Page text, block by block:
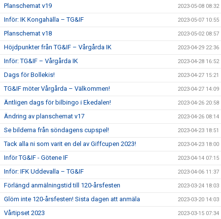
Planschemat v19 2023-05-08 08:32
Inför: IK Kongahälla – TG&IF 2023-05-07 10:55
Planschemat v18 2023-05-02 08:57
Höjdpunkter från TG&IF – Vårgårda IK 2023-04-29 22:36
Inför: TG&IF – Vårgårda IK 2023-04-28 16:52
Dags för Bollekis! 2023-04-27 15:21
TG&IF möter Vårgårda – Välkommen! 2023-04-27 14:09
Äntligen dags för bilbingo i Ekedalen! 2023-04-26 20:58
Ändring av planschemat v17 2023-04-26 08:14
Se bilderna från söndagens cupspel! 2023-04-23 18:51
Tack alla ni som varit en del av Giffcupen 2023! 2023-04-23 18:00
Inför TG&IF - Götene IF 2023-04-14 07:15
Inför: IFK Uddevalla – TG&IF 2023-04-06 11:37
Förlängd anmälningstid till 120-årsfesten 2023-03-24 18:03
Glöm inte 120-årsfesten! Sista dagen att anmäla 2023-03-20 14:03
Vårtipset 2023 2023-03-15 07:34